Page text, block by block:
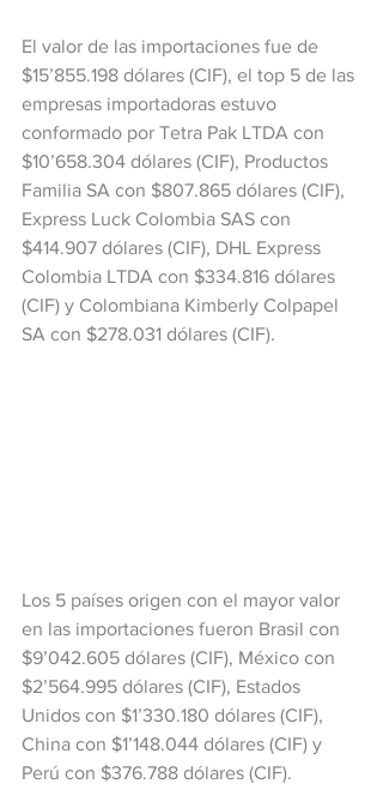
El valor de las importaciones fue de
$15’855.198 dólares (CIF), el top 5 de las
empresas importadoras estuvo
conformado por Tetra Pak LTDA con
$10’658.304 dólares (CIF), Productos
Familia SA con $807.865 dólares (CIF),
Express Luck Colombia SAS con
$414.907 dólares (CIF), DHL Express
Colombia LTDA con $334.816 dólares
(CIF) y Colombiana Kimberly Colpapel
SA con $278.031 dólares (CIF).
Los 5 países origen con el mayor valor
en las importaciones fueron Brasil con
$9’042.605 dólares (CIF), México con
$2’564.995 dólares (CIF), Estados
Unidos con $1’330.180 dólares (CIF),
China con $1’148.044 dólares (CIF) y
Perú con $376.788 dólares (CIF).